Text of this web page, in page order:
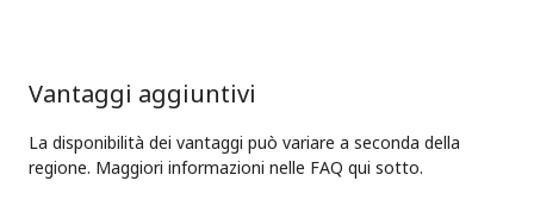
Vantaggi aggiuntivi
La disponibilità dei vantaggi può variare a seconda della
regione. Maggiori informazioni nelle FAQ qui sotto.